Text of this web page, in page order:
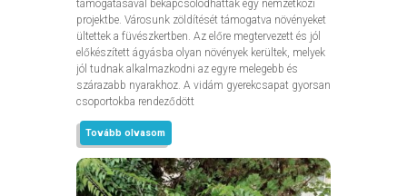
támogatásával bekapcsolódhattak egy nemzetközi
projektbe. Városunk zöldítését támogatva növényeket
ültettek a füvészkertben. Az előre megtervezett és jól
előkészített ágyásba olyan növények kerültek, melyek
jól tudnak alkalmazkodni az egyre melegebb és
szárazabb nyarakhoz. A vidám gyerekcsapat gyorsan
csoportokba rendeződött
Tovább olvasom